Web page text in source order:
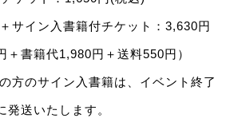
サイン入書籍付チケット：3,630円
＋書籍代1,980円＋送料550円）
方のサイン入書籍は、イベント終了
発送いたします。